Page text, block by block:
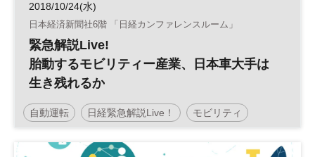
2018/10/24(水)
日本経済新聞社6階 「日経カンファレンスルーム」
緊急解説Live!
胎動するモビリティー産業、日本車大手は
生き残れるか
自動運転 日経緊急解説Live！ モビリティ
自動車